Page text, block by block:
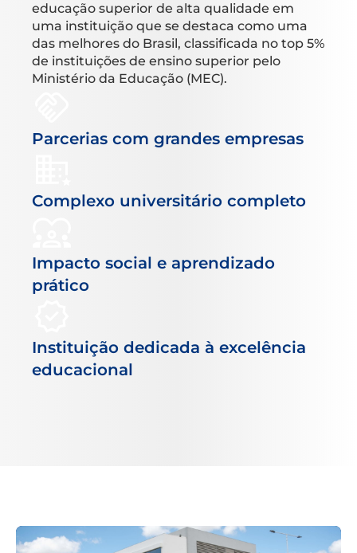
educação superior de alta qualidade em
uma instituição que se destaca como uma
das melhores do Brasil, classificada no top 5%
de instituições de ensino superior pelo
Ministério da Educação (MEC).
Parcerias com grandes empresas
Complexo universitário completo
Impacto social e aprendizado
prático
Instituição dedicada à excelência
educacional